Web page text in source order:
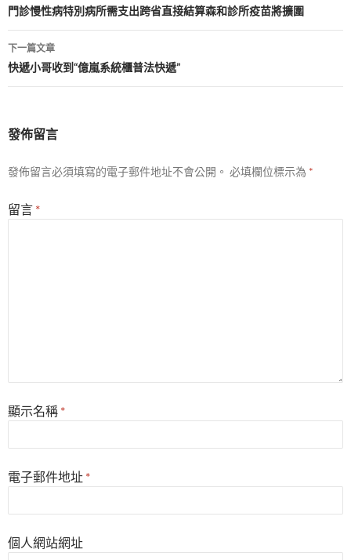
章
導
覽
門診慢性病特別病所需支出跨省直接結算森和診所疫苗將擴圍
下一篇文章
快遞小哥收到“億嵐系統櫃普法快遞”
發佈留言
發佈留言必須填寫的電子郵件地址不會公開。 必填欄位標示為 *
留言 *
顯示名稱 *
電子郵件地址 *
個人網站網址